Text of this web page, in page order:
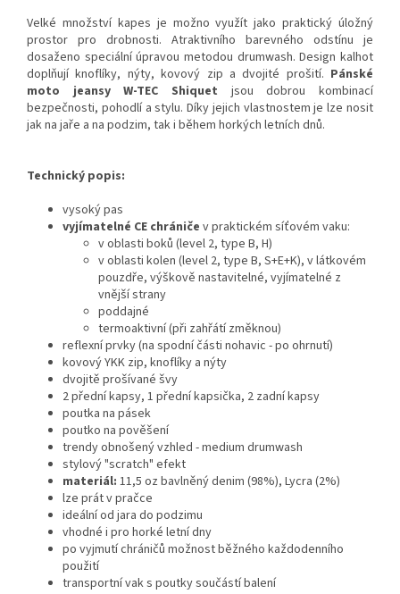
Velké množství kapes je možno využít jako praktický úložný
prostor pro drobnosti. Atraktivního barevného odstínu je
dosaženo speciální úpravou metodou drumwash. Design kalhot
doplňují knoflíky, nýty, kovový zip a dvojité prošití. Pánské
moto jeansy W-TEC Shiquet jsou dobrou kombinací
bezpečnosti, pohodlí a stylu. Díky jejich vlastnostem je lze nosit
jak na jaře a na podzim, tak i během horkých letních dnů.
Technický popis:
vysoký pas
vyjímatelné CE chrániče v praktickém síťovém vaku:
v oblasti boků (level 2, type B, H)
v oblasti kolen (level 2, type B, S+E+K), v látkovém
pouzdře, výškově nastavitelné, vyjímatelné z
vnější strany
poddajné
termoaktivní (při zahřátí změknou)
reflexní prvky (na spodní části nohavic - po ohrnutí)
kovový YKK zip, knoflíky a nýty
dvojitě prošívané švy
2 přední kapsy, 1 přední kapsička, 2 zadní kapsy
poutka na pásek
poutko na pověšení
trendy obnošený vzhled - medium drumwash
stylový "scratch" efekt
materiál: 11,5 oz bavlněný denim (98%), Lycra (2%)
lze prát v pračce
ideální od jara do podzimu
vhodné i pro horké letní dny
po vyjmutí chráničů možnost běžného každodenního
použití
transportní vak s poutky součástí balení